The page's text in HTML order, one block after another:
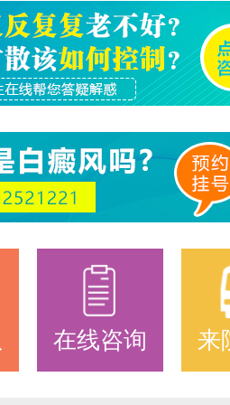
在线咨询 来